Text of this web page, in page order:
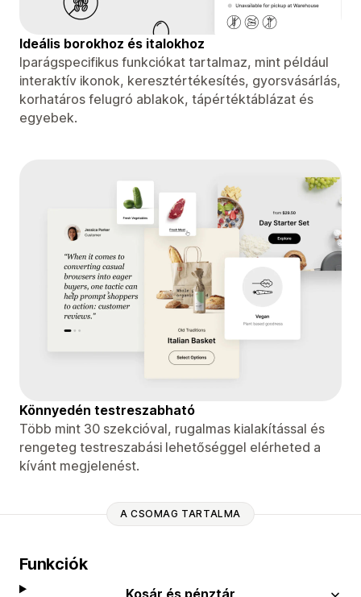
Ideális borokhoz és italokhoz
Iparágspecifikus funkciókat tartalmaz, mint például
interaktív ikonok, keresztértékesítés, gyorsvásárlás,
korhatáros felugró ablakok, tápértéktáblázat és
egyebek.
Könnyedén testreszabható
Több mint 30 szekcióval, rugalmas kialakítással és
rengeteg testreszabási lehetőséggel elérheted a
kívánt megjelenést.
A CSOMAG TARTALMA
Funkciók
Kosár és pénztár